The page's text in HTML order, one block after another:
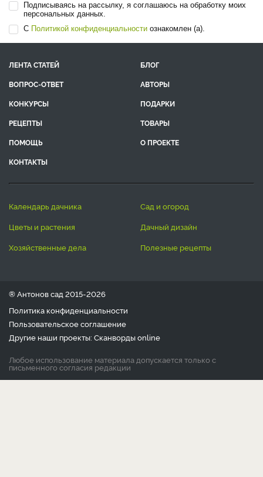
Подписываясь на рассылку, я соглашаюсь на обработку моих
персональных данных.
С Политикой конфиденциальности ознакомлен (а).
ЛЕНТА СТАТЕЙ
БЛОГ
ВОПРОС-ОТВЕТ
АВТОРЫ
КОНКУРСЫ
ПОДАРКИ
РЕЦЕПТЫ
ТОВАРЫ
ПОМОЩЬ
О ПРОЕКТЕ
КОНТАКТЫ
календарь дачника
сад и огород
цветы и растения
дачный дизайн
хозяйственные дела
полезные рецепты
® Антонов сад 2015-2026
Политика конфиденциальности
Пользовательское соглашение
Другие наши проекты: Сканвордыonline
Любое использование материала допускается только с
письменного согласия редакции